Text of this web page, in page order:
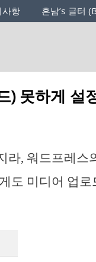
사항 흔남’s 글터
) 못하게 설
라, 워드프레스
도 미디어 업로